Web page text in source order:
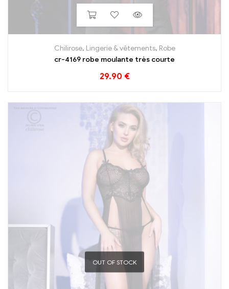
Chilirose, Lingerie & vêtements, Robe
cr-4169 robe moulante très courte
29.90 €
OUT OF STOCK